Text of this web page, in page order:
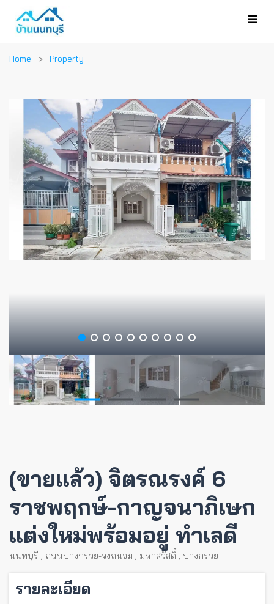
Home Property
(ขายแล้ว) จิตรณรงค์ 6
ราชพฤกษ์-กาญจนาภิเษก
แต่งใหม่พร้อมอยู่ ทำเลดี
นนทบุรี , ถนนบางกรวย-จงถนอม , มหาสวัสดิ์ , บางกรวย
รายละเอียด